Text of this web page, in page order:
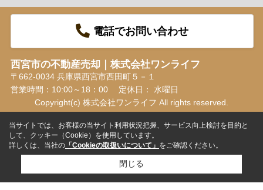
電話でお問い合わせ
西宮市の不動産売却｜株式会社ワンライフ
〒662-0034 兵庫県西宮市西田町５－１
営業時間：10:00～18：00
定休日： 水曜日
Copyright(c) 株式会社ワンライフ All rights reserved.
当サイトでは、お客様の当サイト利用状況把握、サービス向上検討を目的と
して、クッキー（Cookie）を使用しています。
詳しくは、当社の 「Cookieの取扱いについて」 をご確認ください。
閉じる